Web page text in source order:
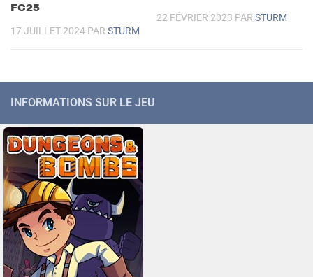
FC25
17 JUILLET 2024 PAR STURM
22 FÉVRIER 2023 PAR STURM
INFORMATIONS SUR LE JEU